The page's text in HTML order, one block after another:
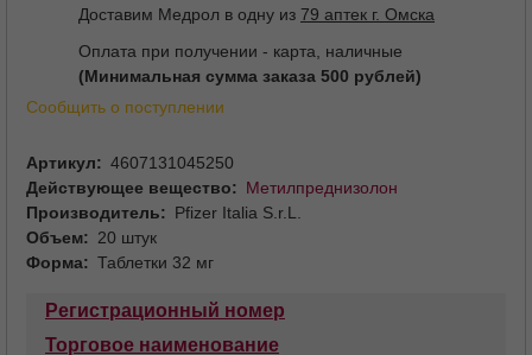
Доставим Медрол в одну из 79 аптек г. Омска
Оплата при получении - карта, наличные
(Минимальная сумма заказа 500 рублей)
Сообщить о поступлении
Артикул
4607131045250
Действующее вещество
Метилпреднизолон
Производитель
Pfizer Italia S.r.L.
Объем
20 штук
Форма
Таблетки 32 мг
Регистрационный номер
Торговое наименование